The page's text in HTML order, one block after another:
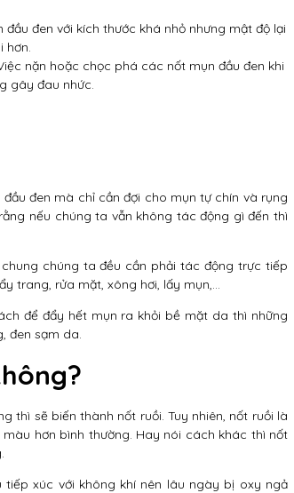
đen với kích thước khá nhỏ nhưng mật độ lại
hơn.
nặn hoặc chọc phá các nốt mụn đầu đen khi
gây đau nhức.
đen mà chỉ cần đợi cho mụn tự chín và rụng
nếu chúng ta vẫn không tác động gì đến thì
chúng ta đều cần phải tác động trực tiếp
trang, rửa mặt, xông hơi, lấy mụn,…
để đẩy hết mụn ra khỏi bề mặt da thì những
đen sạm da.
thì sẽ biến thành nốt ruồi. Tuy nhiên, nốt ruồi là
hơn bình thường. Hay nói cách khác thì nốt
xúc với không khí nên lâu ngày bị oxy ngả